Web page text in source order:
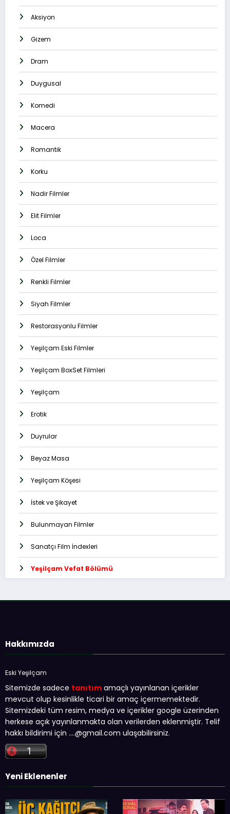
Aksiyon
Gizem
Dram
Duygusal
Komedi
Macera
Romantik
Korku
Nadir Filmler
Elit Filmler
Loca
Özel Filmler
Renkli Filmler
Siyah Filmler
Restorasyonlu Filmler
Yeşilçam Eski Filmler
Yeşilçam BoxSet Filmleri
Yeşilçam
Erotik
Duyrular
Beyaz Masa
Yeşilçam Köşesi
İstek ve Şikayet
Bulunmayan Filmler
Sanatçı Film İndexleri
Yeşilçam Vefat Bölümü
Hakkımızda
Eski Yeşilçam
Sitemizde sadece tanıtım amaçlı yayınlanan içerikler
mevcut olup kesinlikle ticari bir amaç içermemektedir.
Sitemizdeki tüm resim, medya ve içerikler google üzerinden
herkese açık yayınlanmakta olan verilerden eklenmiştir. Telif
hakkı bildirimi için ….@gmail.com ulaşabilirsiniz.
Yeni Eklenenler